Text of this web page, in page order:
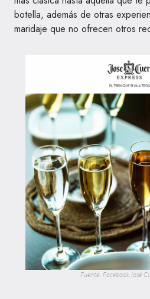
botella, además de otras
maridaje que no ofrecen otros
Fuente: Facebook José